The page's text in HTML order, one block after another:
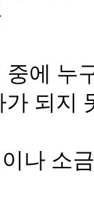
중에 누
되지
나 소